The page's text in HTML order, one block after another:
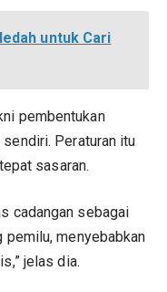
untuk Cari
pembentukan
Peraturan itu
sasaran.
cadangan sebagai
pemilu, menyebabkan
jelas dia.